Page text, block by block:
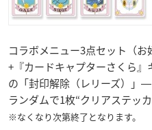
コラボメニュー3点セット（
+『カードキャプターさくら
の「封印解除（レリーズ）」
ランダムで1枚“クリアステッ
※なくなり次第終了となります。